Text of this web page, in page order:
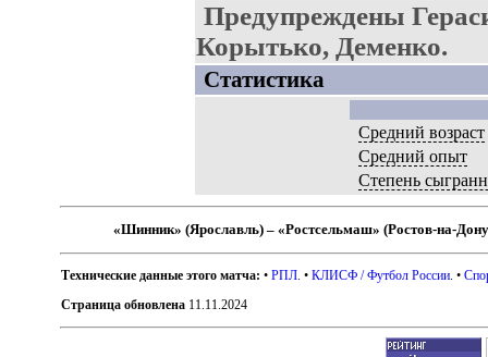
Предупреждены
Корытько, Деменко.
Статистика
Средний возраст
Средний опыт
Степень
«Шинник» (Ярославль) – «Ростсельмаш» (Ростов-на-
Технические данные этого матча: •РПЛ . •КЛИСФ / Футбол России . •
Страница обновлена 11.11.2024